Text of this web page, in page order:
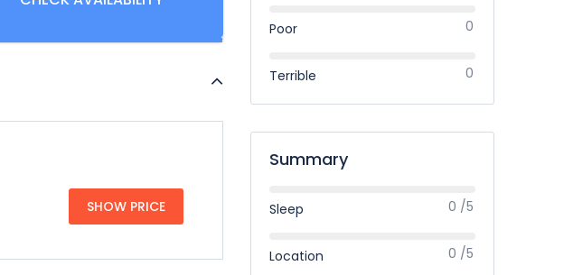
SHOW PRICE
Poor 0
Terrible 0
Summary
Sleep 0 /5
Location 0 /5